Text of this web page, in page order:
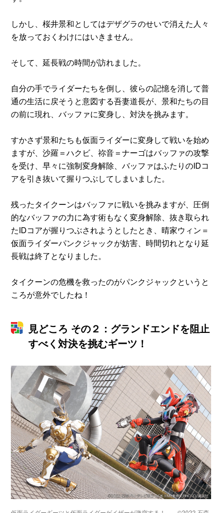
しかし、桜井景和としてはデザグラのせいで消えた人々
を放っておくわけにはいきません。
そして、延長戦の時間が訪れました。
自分の手でライダーたちを倒し、彼らの記憶を消して普
通の生活に戻そうと意図する吾妻道長が、景和たちの目
の前に現れ、バッファに変身し、対決を挑みます。
すかさず景和たちも仮面ライダーに変身して戦いを始め
ますが、沙羅＝ハクビ、祢音＝ナーゴはバッファの攻撃
を受け、早々に強制変身解除、バッファはふたりのIDコ
アを引き抜いて握りつぶしてしまいました。
残ったタイクーンはバッファに戦いを挑みますが、圧倒
的なバッファの力に為す術もなく変身解除、抜き取られ
たIDコアが握りつぶされようとしたとき、晴家ウィン＝
仮面ライダーパンクジャックが妨害、時間切れとなり延
長戦は終了となりました。
タイクーンの危機を救ったのがパンクジャックというと
ころが意外でしたね！
見どころ その２：グランドエンドを阻止
すべく対決を挑むギーツ！